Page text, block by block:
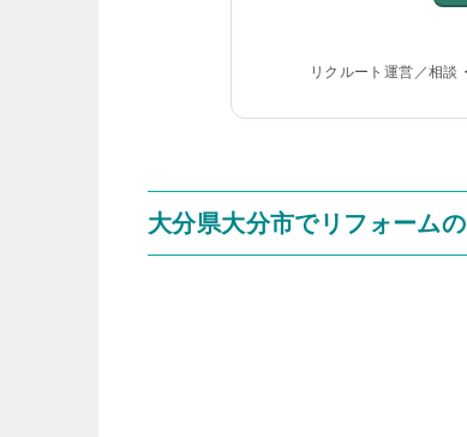
リクルート運営／相
大分県大分市でリフォーム